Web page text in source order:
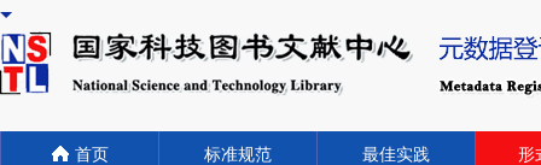
首页 标准规范 最佳实践 形